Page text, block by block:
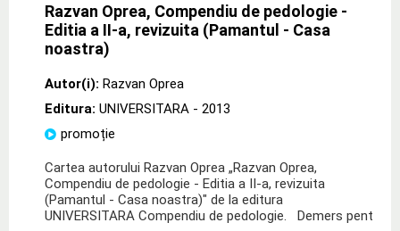
Razvan Oprea, Compendiu de pedologie -
Editia a II-a, revizuita (Pamantul - Casa
noastra)
Autor(i): Razvan Oprea
Editura: UNIVERSITARA - 2013
promoție
Cartea autorului Razvan Oprea „Razvan Oprea,
Compendiu de pedologie - Editia a II-a, revizuita
(Pamantul - Casa noastra)" de la editura
UNIVERSITARA Compendiu de pedologie. Demers pent